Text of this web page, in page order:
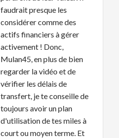
faudrait presque les
considérer comme des
actifs financiers à gérer
activement ! Donc,
Mulan45, en plus de bien
regarder la vidéo et de
vérifier les délais de
transfert, je te conseille de
toujours avoir un plan
d'utilisation de tes miles à
court ou moyen terme. Et